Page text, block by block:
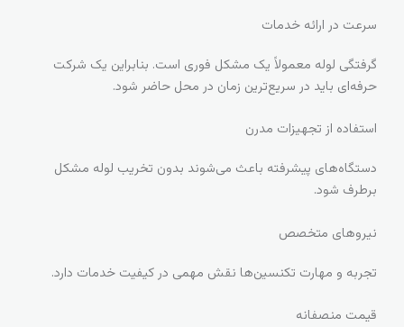
سرعت در ارائه خدمات
گرفتگی لوله معمولاً یک مشکل فوری است. بنابراین یک شرکت
حرفه‌ای باید در سریع‌ترین زمان در محل حاضر شود.
استفاده از تجهیزات مدرن
دستگاه‌های پیشرفته باعث می‌شوند بدون تخریب لوله مشکل
برطرف شود.
نیروهای متخصص
تجربه و مهارت تکنسین‌ها نقش مهمی در کیفیت خدمات دارد.
قیمت منصفانه